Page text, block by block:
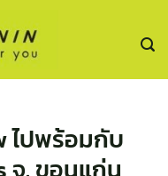
ไปพร้อมกับ